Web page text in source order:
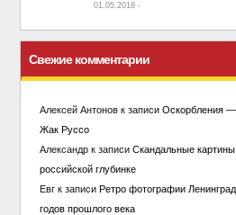
01.05.2018 -
Свежие комментарии
Алексей Антоновк записи Оскорбления
Жак Руссо
Александрк записи Скандальные
российской глубинке
Евгк записи Ретро фотографии
годов прошлого века